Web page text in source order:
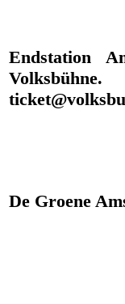
Endstation
De Groene